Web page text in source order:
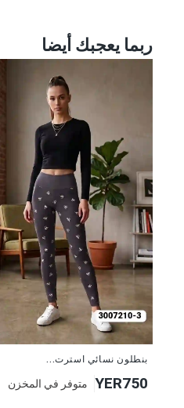
ربما يعجبك أيضا
بنطلون نسائي استرت...
YER750 متوفر في المخزن